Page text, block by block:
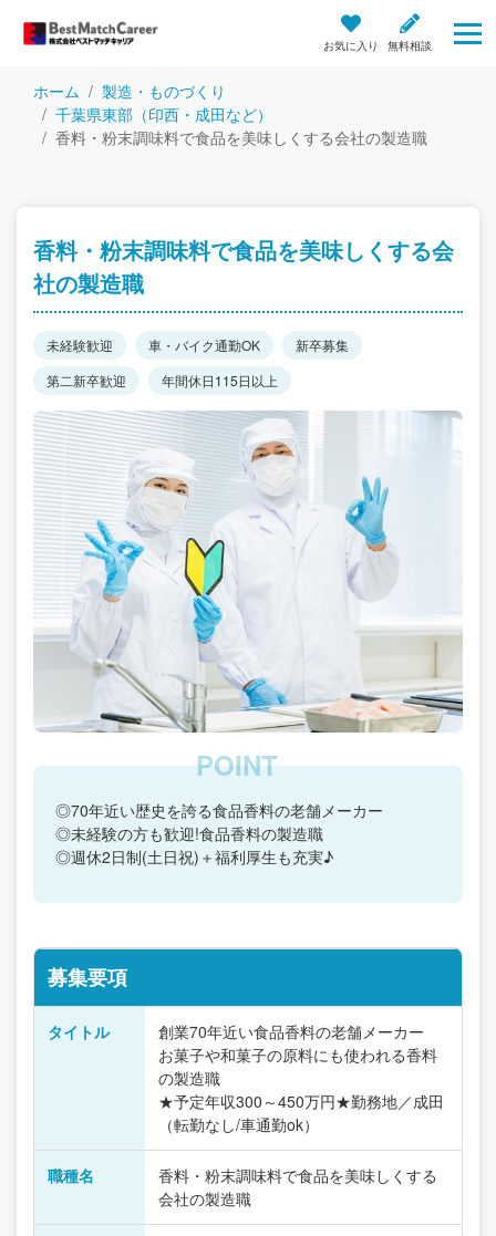
お気に入り 無料相談
ホーム
製造・ものづくり
千葉県東部（印西・成田など）
香料・粉末調味料で食品を美味しくする会社の製造職
香料・粉末調味料で食品を美味しくする会
社の製造職
未経験歓迎 車・バイク通勤OK
新卒募集
第二新卒歓迎
年間休日115日以上
◎70年近い歴史を誇る食品香料の老舗メーカー
◎未経験の方も歓迎!食品香料の製造職
◎週休2日制(土日祝)＋福利厚生も充実♪
募集要項
タイトル
創業70年近い食品香料の老舗メーカー
お菓子や和菓子の原料にも使われる香料
の製造職
★予定年収300～450万円★勤務地／成田
（転勤なし/車通勤ok）
職種名
香料・粉末調味料で食品を美味しくする
会社の製造職